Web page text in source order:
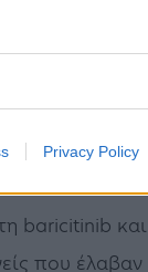
Privacy Policy
που έλαβαν
−7.3 έως
baricitinib και
που έλαβαν